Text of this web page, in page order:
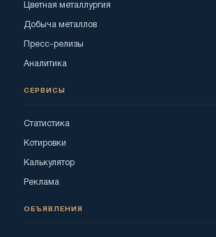
Цветная металлургия
Добыча металлов
Пресс-релизы
Аналитика
СЕРВИСЫ
Статистика
Котировки
Калькулятор
Реклама
ОБЪЯВЛЕНИЯ